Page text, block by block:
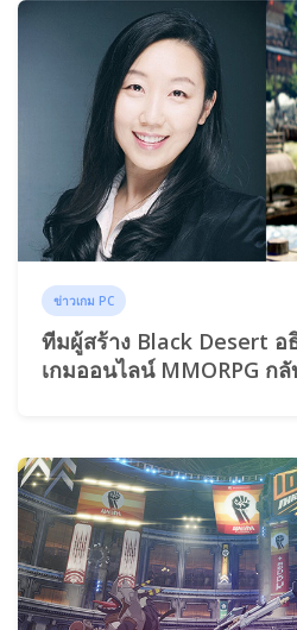
ข่าวเกม PC
ทีมผู้สร้าง Black Desert อ
เกมออนไลน์ MMORPG ก